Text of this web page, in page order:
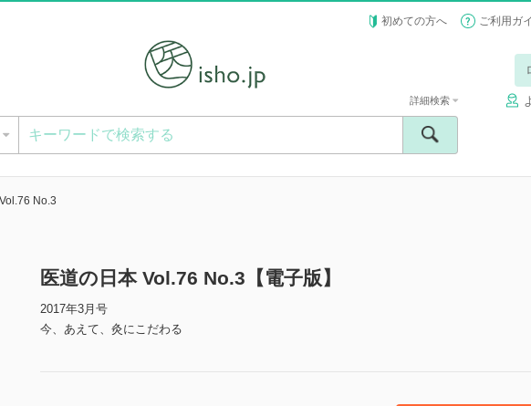
初めての方へ ご利用ガ
詳細検索
No.3
医道の日本 Vol.76 No.3【電子版】
2017年3月号
今、あえて、灸にこだわる